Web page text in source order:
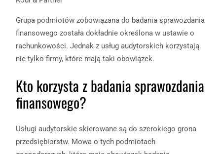
Grupa podmiotów zobowiązana do badania sprawozdania
finansowego została dokładnie określona w ustawie o
rachunkowości. Jednak z usług audytorskich korzystają
nie tylko firmy, które mają taki obowiązek.
Kto korzysta z badania sprawozdania
finansowego?
Usługi audytorskie skierowane są do szerokiego grona
przedsiębiorstw. Mowa o tych podmiotach